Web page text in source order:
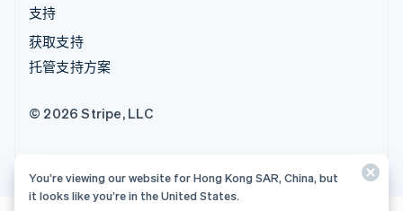
支持
获取支持
托管支持方案
© 2026 Stripe, LLC
You’re viewing our website for Hong Kong SAR, China, but
it looks like you’re in the United States.